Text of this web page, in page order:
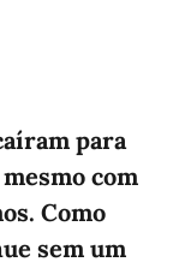
para
com
Como
sem um